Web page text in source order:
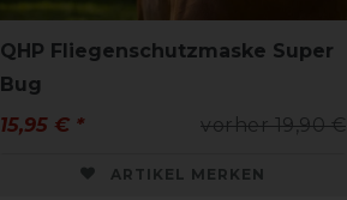
QHP Fliegenschutzmaske Super
Bug
vorher 19,90 €
15,95 € *
ARTIKEL MERKEN